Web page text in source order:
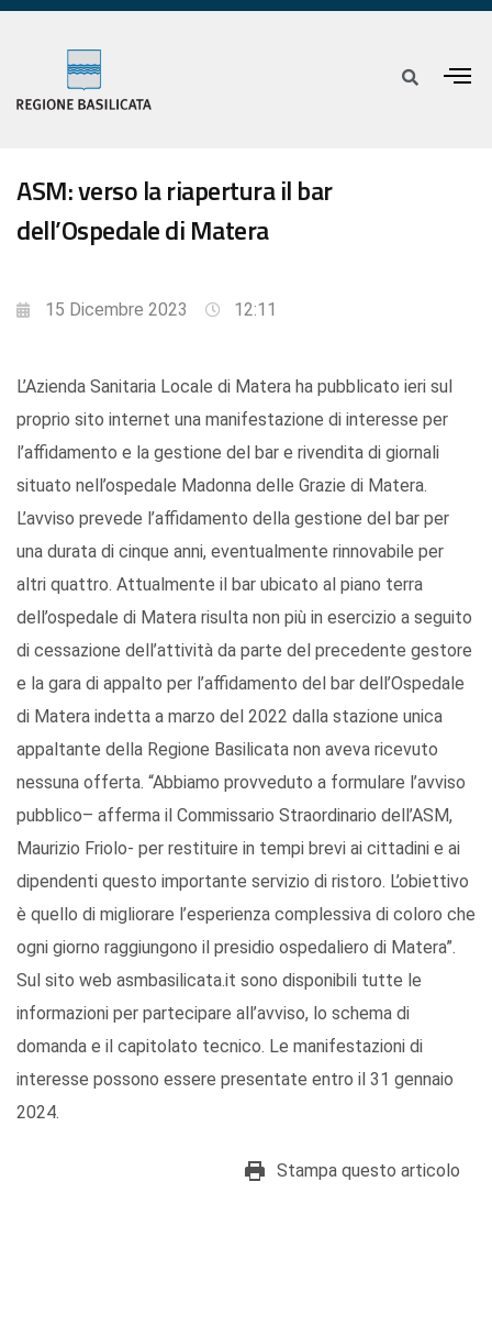
ASM: verso la riapertura il bar
dell’Ospedale di Matera
15 Dicembre 2023 12:11
L’Azienda Sanitaria Locale di Matera ha pubblicato ieri sul
proprio sito internet una manifestazione di interesse per
l’affidamento e la gestione del bar e rivendita di giornali
situato nell’ospedale Madonna delle Grazie di Matera.
L’avviso prevede l’affidamento della gestione del bar per
una durata di cinque anni, eventualmente rinnovabile per
altri quattro. Attualmente il bar ubicato al piano terra
dell’ospedale di Matera risulta non più in esercizio a seguito
di cessazione dell’attività da parte del precedente gestore
e la gara di appalto per l’affidamento del bar dell’Ospedale
di Matera indetta a marzo del 2022 dalla stazione unica
appaltante della Regione Basilicata non aveva ricevuto
nessuna offerta. “Abbiamo provveduto a formulare l’avviso
pubblico– afferma il Commissario Straordinario dell’ASM,
Maurizio Friolo- per restituire in tempi brevi ai cittadini e ai
dipendenti questo importante servizio di ristoro. L’obiettivo
è quello di migliorare l’esperienza complessiva di coloro che
ogni giorno raggiungono il presidio ospedaliero di Matera”.
Sul sito web asmbasilicata.it sono disponibili tutte le
informazioni per partecipare all’avviso, lo schema di
domanda e il capitolato tecnico. Le manifestazioni di
interesse possono essere presentate entro il 31 gennaio
2024.
Stampa questo articolo